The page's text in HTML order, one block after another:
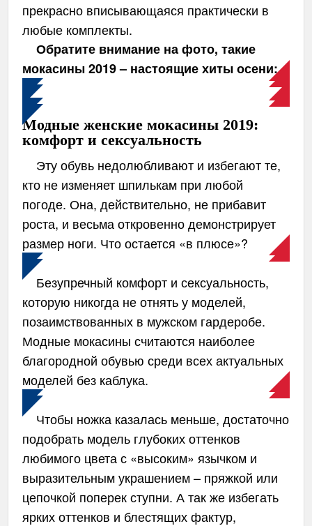
прекрасно вписывающаяся практически в
любые комплекты.
Обратите внимание на фото, такие
мокасины 2019 – настоящие хиты осени:
Модные женские мокасины 2019:
комфорт и сексуальность
Эту обувь недолюбливают и избегают те,
кто не изменяет шпилькам при любой
погоде. Она, действительно, не прибавит
роста, и весьма откровенно демонстрирует
размер ноги. Что остается «в плюсе»?
Безупречный комфорт и сексуальность,
которую никогда не отнять у моделей,
позаимствованных в мужском гардеробе.
Модные мокасины считаются наиболее
благородной обувью среди всех актуальных
моделей без каблука.
Чтобы ножка казалась меньше, достаточно
подобрать модель глубоких оттенков
любимого цвета с «высоким» язычком и
выразительным украшением – пряжкой или
цепочкой поперек ступни. А так же избегать
ярких оттенков и блестящих фактур,